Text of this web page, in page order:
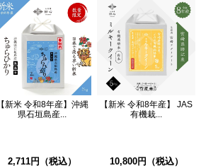
【新米 令和8年産】沖縄
県石垣島産...
2,711円（税込）
【新米 令和8年産】 JAS
有機栽...
10,800円（税込）